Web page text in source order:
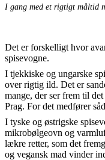
I gang med et rigtigt måltid
Det er forskelligt hvor
spisevogne.
I tjekkiske og ungarske
over rigtig ild. Det er
mange, der ser frem til
Prag. For det medfører
I tyske og østrigske
mikrobølgeovn og
lækre retter, som det
og vegansk mad vinder